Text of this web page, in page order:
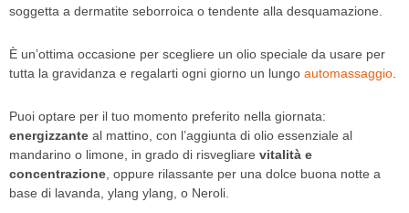
soggetta a dermatite seborroica o tendente alla desquamazione.
È un’ottima occasione per scegliere un olio speciale da usare per
tutta la gravidanza e regalarti ogni giorno un lungo automassaggio
Puoi optare per il tuo momento preferito nella giornata:
energizzante al mattino, con l’aggiunta di olio essenziale al
mandarino o limone, in grado di risvegliare vitalità e
concentrazione , oppure rilassante per una dolce buona notte a
base di lavanda, ylang ylang, o Neroli.